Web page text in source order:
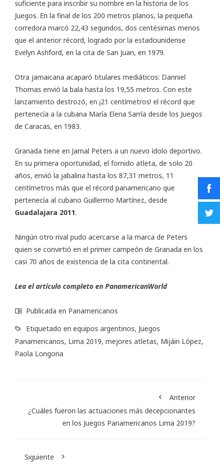
suficiente para inscribir su nombre en la historia de los
Juegos. En la final de los 200 metros planos, la pequeña
corredora marcó 22,43 segundos, dos centésimas menos
que el anterior récord, logrado por la estadounidense
Evelyn Ashford, en la cita de San Juan, en 1979.
Otra jamaicana acaparó titulares mediáticos: Danniel
Thomas envió la bala hasta los 19,55 metros. Con este
lanzamiento destrozó, en ¡21 centímetros! el récord que
pertenecía a la cubana María Elena Sarría desde los Juegos
de Caracas, en 1983.
Granada tiene en Jamal Peters a un nuevo ídolo deportivo.
En su primera oportunidad, el fornido atleta, de solo 20
años, envió la jabalina hasta los 87,31 metros, 11
centímetros más que el récord panamericano que
pertenecía al cubano Guillermo Martínez, desde
Guadalajara 2011.
Ningún otro rival pudo acercarse a la marca de Peters
quien se convirtió en el primer campeón de Granada en los
casi 70 años de existencia de la cita continental.
Lea el artículo completo en PanamericanWorld
Publicada en Panamericanos
Etiquetado en equipos argentinos, Juegos
Panamericanos, Lima 2019, mejores atletas, Mijáin López,
Paola Longoria
Anterior
¿Cuáles fueron las actuaciones más decepcionantes
en los Juegos Panamericanos Lima 2019?
Siguiente